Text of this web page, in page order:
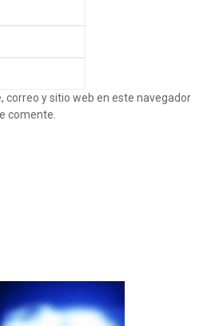
correo y sitio web en este navegador
comente.